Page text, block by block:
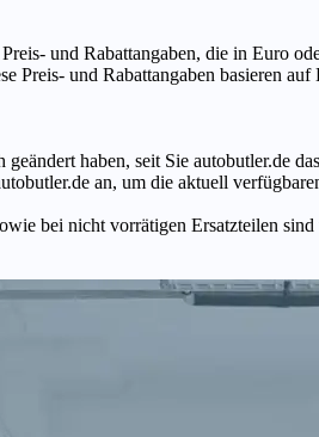
und Rabattangaben, die in Euro
Preis- und Rabattangaben basieren
haben, seit Sie autobutler.de
an, um die aktuell
bei nicht vorrätigen Ersatzteilen sind